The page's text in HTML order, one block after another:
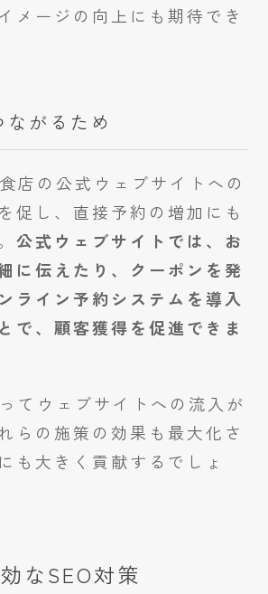
メージの向上にも期待でき
がるため
店の公式ウェブサイトへの
促し、直接予約の増加にも
公式ウェブサイトでは、お
に伝えたり、クーポンを発
ライン予約システムを導入
で、顧客獲得を促進できま
てウェブサイトへの流入が
らの施策の効果も最大化さ
も大きく貢献するでしょ
なSEO対策